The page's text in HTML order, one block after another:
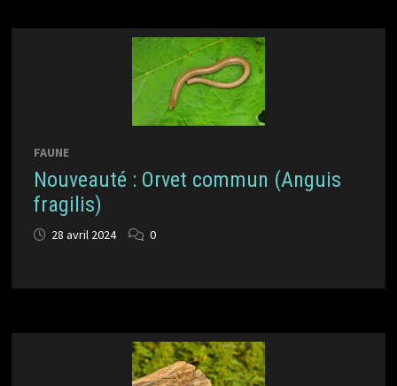
FAUNE
Nouveauté : Orvet commun (Anguis
fragilis)
28 avril 2024 0